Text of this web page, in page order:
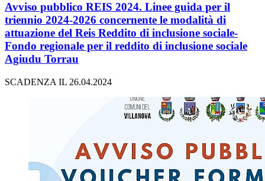
Avviso pubblico REIS 2024. Linee guida per il
triennio 2024-2026 concernente le modalità di
attuazione del Reis Reddito di inclusione sociale-
Fondo regionale per il reddito di inclusione sociale
Agiudu Torrau
SCADENZA IL 26.04.2024